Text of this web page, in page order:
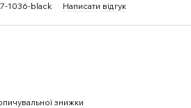
1036-black Написати відгук
знижки